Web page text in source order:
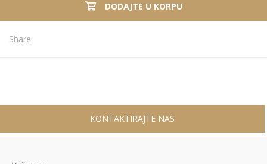
DODAJTE U KORPU
Share
KONTAKTIRAJTE NAS